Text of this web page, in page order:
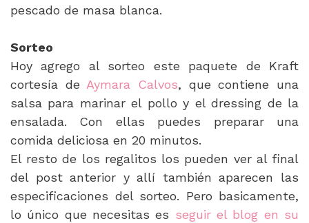
pescado de masa blanca.
Sorteo
Hoy agrego al sorteo este paquete de Kraft
cortesía de Aymara Calvos, que contiene una
salsa para marinar el pollo y el dressing de la
ensalada. Con ellas puedes preparar una
comida deliciosa en 20 minutos.
El resto de los regalitos los pueden ver al final
del post anterior y allí también aparecen las
especificaciones del sorteo. Pero basicamente,
lo único que necesitas es seguir el blog en su